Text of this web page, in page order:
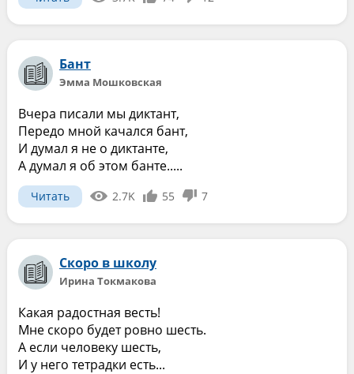
Бант
Эмма Мошковская
Вчера писали мы диктант,
Передо мной качался бант,
И думал я не о диктанте,
А думал я об этом банте.....
Читать 2.7K 55 7
Скоро в школу
Ирина Токмакова
Какая радостная весть!
Мне скоро будет ровно шесть.
А если человеку шесть,
И у него тетрадки есть...